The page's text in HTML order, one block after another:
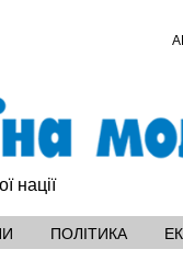
нації
ПОЛІТИКА